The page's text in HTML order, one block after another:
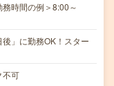
時間の例＞8:00～
」に勤務OK！スター
可